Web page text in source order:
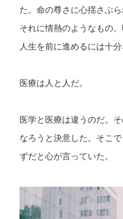
た。命の尊さに心揺さぶ
それに情熱のようなもの
人生を前に進めるには十分
医療は人と人だ。
医学と医療は違うのだ。
なろうと決意した。そこ
ずだと心が言っていた。